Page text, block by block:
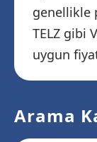
genellikle
TELZ gibi
uygun
Arama